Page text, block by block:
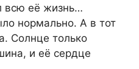
всю её жизнь…
нормально. А в тот
Солнце только
и её сердце